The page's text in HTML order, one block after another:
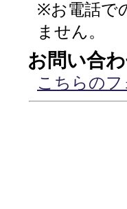
※お電話で
ません。
お問い合
こちらの